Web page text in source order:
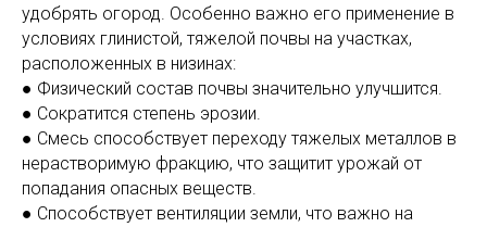
удобрять огород. Особенно важно его применение в
условиях глинистой, тяжелой почвы на участках,
расположенных в низинах:
● Физический состав почвы значительно улучшится.
● Сократится степень эрозии.
● Смесь способствует переходу тяжелых металлов в
нерастворимую фракцию, что защитит урожай от
попадания опасных веществ.
● Способствует вентиляции земли, что важно на